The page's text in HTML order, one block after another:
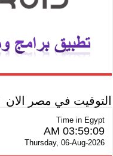
التوقيت في مصر الان
Time in Egypt
03:59:09 AM
Thursday, 06-Aug-2026